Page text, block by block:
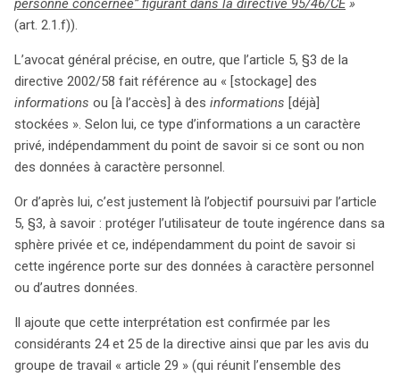
personne concernée” figurant dans la directive 95/46/CE»
(art. 2.1.f)).
L’avocat général précise, en outre, que l’article 5, §3 de la
directive 2002/58 fait référence au « [stockage] des
informations ou [à l’accès] à des informations [déjà]
stockées ». Selon lui, ce type d’informations a un caractère
privé, indépendamment du point de savoir si ce sont ou non
des données à caractère personnel.
Or d’après lui, c’est justement là l’objectif poursuivi par l’article
5, §3, à savoir : protéger l’utilisateur de toute ingérence dans sa
sphère privée et ce, indépendamment du point de savoir si
cette ingérence porte sur des données à caractère personnel
ou d’autres données.
Il ajoute que cette interprétation est confirmée par les
considérants 24 et 25 de la directive ainsi que par les avis du
groupe de travail « article 29 » (qui réunit l’ensemble des